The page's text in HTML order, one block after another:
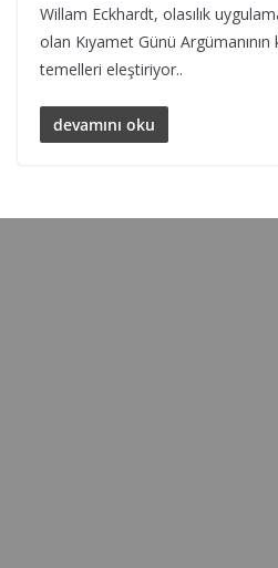
Willam Eckhardt, olasılık
olan Kıyamet Günü
temelleri eleştiriyor..
devamını oku